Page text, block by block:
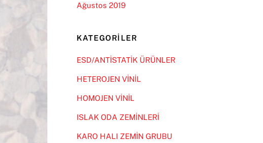
Ağustos 2019
KATEGORILER
ESD/ANTİSTATİK ÜRÜNLER
HETEROJEN VİNİL
HOMOJEN VİNİL
ISLAK ODA ZEMİNLERİ
KARO HALI ZEMİN GRUBU